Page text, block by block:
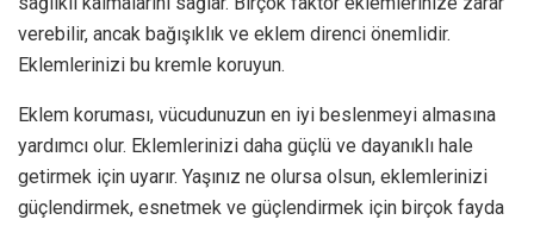
verebilir, ancak bağışıklık ve eklem direnci önemlidir.
Eklemlerinizi bu kremle koruyun.
Eklem koruması, vücudunuzun en iyi beslenmeyi almasına
yardımcı olur. Eklemlerinizi daha güçlü ve dayanıklı hale
getirmek için uyarır. Yaşınız ne olursa olsun, eklemlerinizi
güçlendirmek, esnetmek ve güçlendirmek için birçok fayda